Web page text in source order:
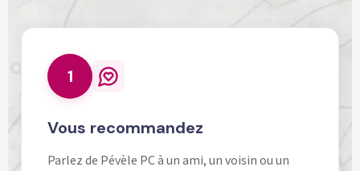
1
Vous recommandez
Parlez de Pévèle PC à un ami, un voisin ou un